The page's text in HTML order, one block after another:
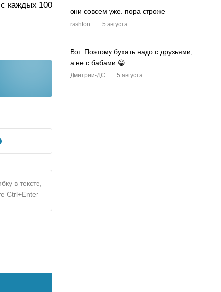
каждых 100
в тексте,
Ctrl+Enter
они совсем уже. пора строже
rashton 5 августа
Вот. Поэтому бухать надо с друзьями,
а не с бабами 😁
Дмитрий-ДС 5 августа